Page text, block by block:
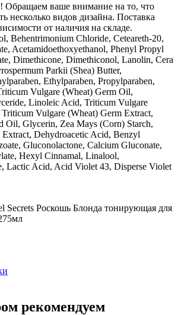
Обращаем ваше внимание на то, что
несколько видов дизайна. Поставка
от наличия на складе.
Behentrimonium Сhloride, Ceteareth-20,
Acetamidoethoxyethanol, Phenyl Propyl
Dimethicone, Dimethiconol, Lanolin, Cera
Parkii (Shea) Butter,
Ethylparaben, Propylparaben,
Vulgare (Wheat) Germ Oil,
Linoleic Acid, Triticum Vulgare
Vulgare (Wheat) Germ Extract,
Oil, Glycerin, Zea Mays (Corn) Starch,
Extract, Dehydroacetic Acid, Benzyl
Gluconolactone, Calcium Gluconate,
Hexyl Cinnamal, Linalool,
Lactic Acid, Acid Violet 43, Disperse Violet
Secrets Роскошь Блонда тонирующая для
рекомендуем